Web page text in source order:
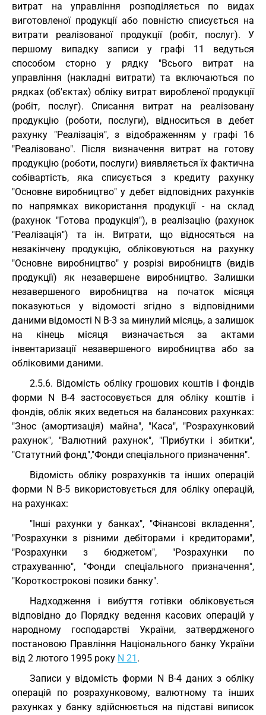
витрат на управління розподіляється по видах
виготовленої продукції або повністю списується на
витрати реалізованої продукції (робіт, послуг). У
першому випадку записи у графі 11 ведуться
способом сторно у рядку "Всього витрат на
управління (накладні витрати) та включаються по
рядках (об'єктах) обліку витрат виробленої продукції
(робіт, послуг). Списання витрат на реалізовану
продукцію (роботи, послуги), відноситься в дебет
рахунку "Реалізація", з відображенням у графі 16
"Реалізовано". Після визначення витрат на готову
продукцію (роботи, послуги) виявляється їх фактична
собівартість, яка списується з кредиту рахунку
"Основне виробництво" у дебет відповідних рахунків
по напрямках використання продукції - на склад
(рахунок "Готова продукція"), в реалізацію (рахунок
"Реалізація") та ін. Витрати, що відносяться на
незакінчену продукцію, обліковуються на рахунку
"Основне виробництво" у розрізі виробництв (видів
продукції) як незавершене виробництво. Залишки
незавершеного виробництва на початок місяця
показуються у відомості згідно з відповідними
даними відомості N В-3 за минулий місяць, а залишок
на кінець місяця визначається за актами
інвентаризації незавершеного виробництва або за
обліковими даними.
2.5.6. Відомість обліку грошових коштів і фондів
форми N В-4 застосовується для обліку коштів і
фондів, облік яких ведеться на балансових рахунках:
"Знос (амортизація) майна", "Каса", "Розрахунковий
рахунок", "Валютний рахунок", "Прибутки і збитки",
"Статутний фонд","Фонди спеціального призначення".
Відомість обліку розрахунків та інших операцій
форми N В-5 використовується для обліку операцій,
на рахунках:
"Інші рахунки у банках", "Фінансові вкладення",
"Розрахунки з різними дебіторами і кредиторами",
"Розрахунки з бюджетом", "Розрахунки по
страхуванню", "Фонди спеціального призначення",
"Короткострокові позики банку".
Надходження і вибуття готівки обліковується
відповідно до Порядку ведення касових операцій у
народному господарстві України, затвердженого
постановою Правління Національного банку України
від 2 лютого 1995 року N 21 .
Записи у відомість форми N В-4 даних з обліку
операцій по розрахунковому, валютному та інших
рахунках у банку здійснюється на підставі виписок